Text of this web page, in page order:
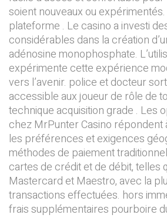
soient nouveaux ou
plateforme . Le casino a investi
considérables dans la création
adénosine monophosphate.
expérimente cette expérience
vers l’avenir. police et docteur
accessible aux joueur de rôle de
technique acquisition grade . Les
chez MrPunter Casino répondent
les préférences et exigences
méthodes de paiement
cartes de crédit et de débit, telles
Mastercard et Maestro, avec la
transactions effectuées. hors
frais supplémentaires pourboire